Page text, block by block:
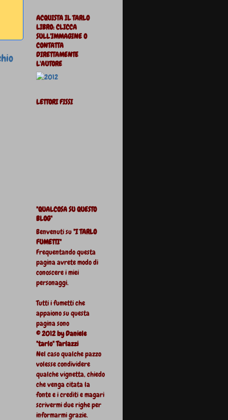
ACQUISTA IL TARLO
LIBRO: CLICCA
SULL'IMMAGINE O
CONTATTA
DIRETTAMENTE
L'AUTORE
LETTORI FISSI
"QUALCOSA SU QUESTO
BLOG"
Benvenuti su"I TARLO
FUMETTI"
Frequentando questa
pagina avrete modo di
conoscere i miei
personaggi.
Tutti i fumetti che
appaiono su questa
pagina sono
© 2012 by Daniele
"tarlo" Tarlazzi
Nel caso qualche pazzo
volesse condividere
qualche vignetta, chiedo
che venga citata la
fonte e i crediti e magari
scrivermi due righe per
informarmi grazie.